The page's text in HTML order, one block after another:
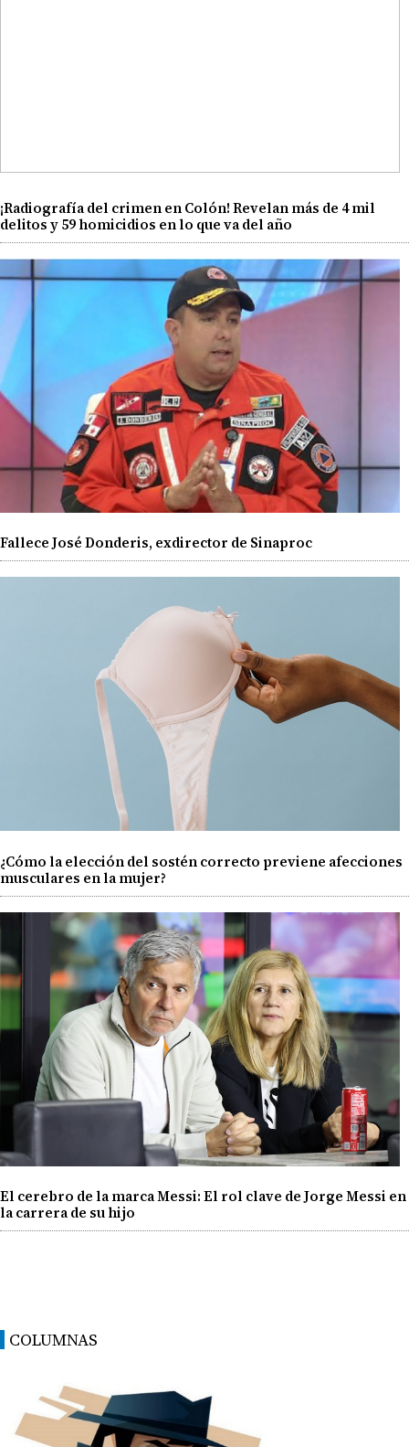
¡Radiografía del crimen en Colón! Revelan más de 4 mil
delitos y 59 homicidios en lo que va del año
Fallece José Donderis, exdirector de Sinaproc
¿Cómo la elección del sostén correcto previene afecciones
musculares en la mujer?
El cerebro de la marca Messi: El rol clave de Jorge Messi en
la carrera de su hijo
COLUMNAS